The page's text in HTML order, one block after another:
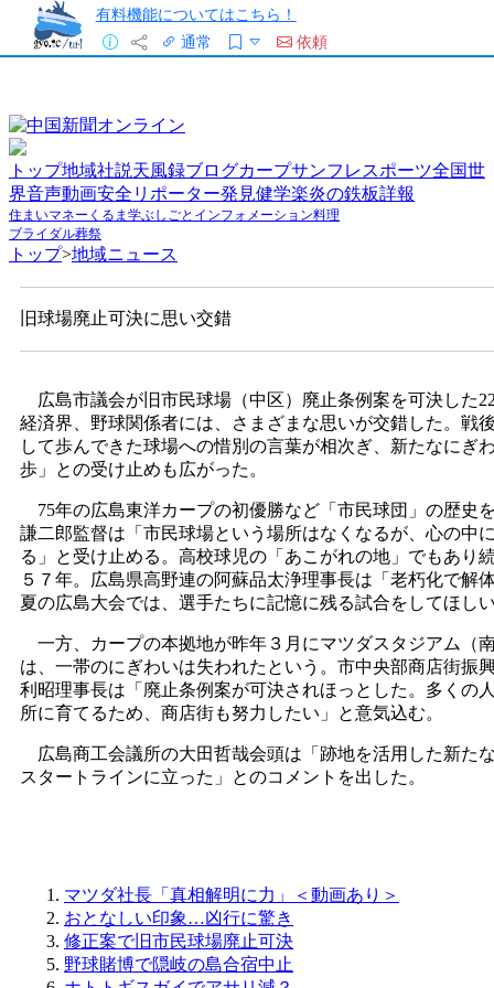
有料機能についてはこちら！
通常
依頼